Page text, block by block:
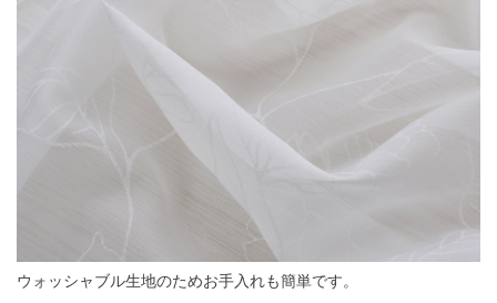
ウォッシャブル生地のためお手入れも簡単です。